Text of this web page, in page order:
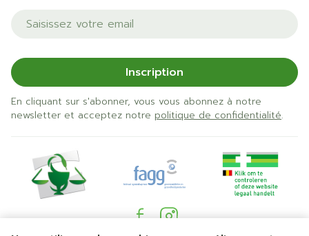
Adresse mail
Inscription
En cliquant sur s'abonner, vous vous abonnez à notre
newsletter et acceptez notre politique de confidentialité.